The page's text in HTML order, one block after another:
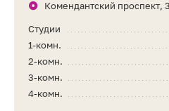
Комендантский проспект,
Студии
1-комн.
2-комн.
3-комн.
4-комн.